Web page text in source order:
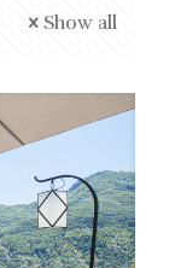
Show all